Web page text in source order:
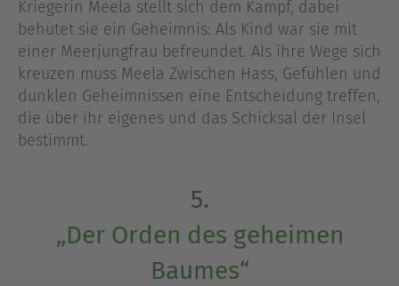
Kriegerin Meela stellt sich dem Kampf, dabei
behütet sie ein Geheimnis: Als Kind war sie mit
einer Meerjungfrau befreundet. Als ihre Wege sich
kreuzen muss Meela Zwischen Hass, Gefühlen und
dunklen Geheimnissen eine Entscheidung treffen,
die über ihr eigenes und das Schicksal der Insel
bestimmt.
5.
„Der Orden des geheimen
Baumes“